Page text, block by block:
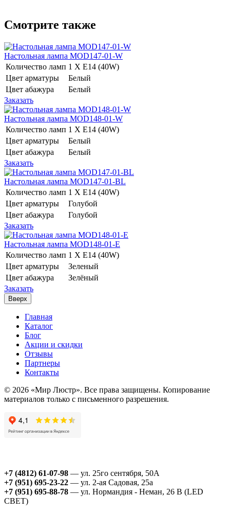
Смотрите также
Настольная лампа MOD147-01-W
Количество ламп 1 Х E14 (40W)
Цвет арматуры
Белый
Цвет абажура
Белый
Заказать
Настольная лампа MOD148-01-W
Количество ламп 1 Х E14 (40W)
Цвет арматуры
Белый
Цвет абажура
Белый
Заказать
Настольная лампа MOD147-01-BL
Количество ламп 1 Х E14 (40W)
Цвет арматуры
Голубой
Цвет абажура
Голубой
Заказать
Настольная лампа MOD148-01-E
Количество ламп 1 Х E14 (40W)
Цвет арматуры
Зеленый
Цвет абажура
Зелёный
Заказать
Вверх
Главная
Каталог
Блог
Акции и скидки
Отзывы
Партнеры
Контакты
© 2026 «Мир Люстр». Все права защищены. Копирование
материалов только с письменного разрешения.
+7 (4812) 61-07-98 — ул. 25го сентября, 50А
+7 (951) 695-23-22 — ул. 2-ая Садовая, 25а
+7 (951) 695-88-78 — ул. Нормандия - Неман, 26 В (LED
СВЕТ)